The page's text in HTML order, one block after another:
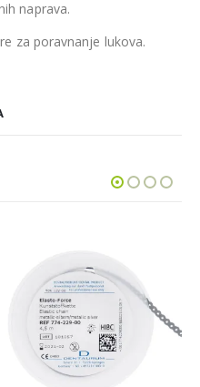
naprava.
za poravnanje lukova.